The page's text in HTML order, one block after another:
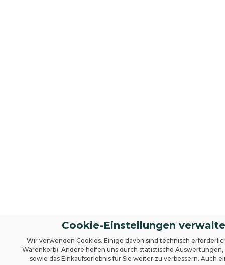
Cookie-Einstellungen
Wir verwenden Cookies. Einige davon sind technisch
Warenkorb). Andere helfen uns durch statistische
sowie das Einkaufserlebnis für Sie weiter zu verbessern. Auch